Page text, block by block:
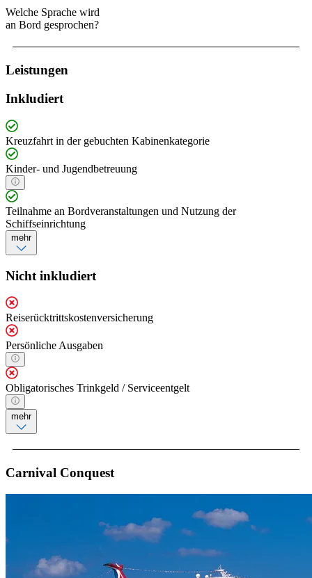
Welche Sprache wird
an Bord gesprochen?
Leistungen
Inkludiert
Kreuzfahrt in der gebuchten Kabinenkategorie
Kinder- und Jugendbetreuung
Teilnahme an Bordveranstaltungen und Nutzung der
Schiffseinrichtung
mehr
Nicht inkludiert
Reiserücktrittskostenversicherung
Persönliche Ausgaben
Obligatorisches Trinkgeld / Serviceentgelt
mehr
Carnival Conquest